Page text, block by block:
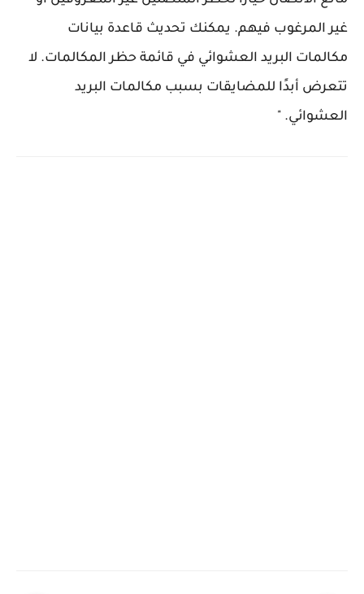
غير المرغوب فيهم. يمكنك تحديث قاعدة بيانات
مكالمات البريد العشوائي في قائمة حظر المكالمات. لا
تتعرض أبدًا للمضايقات بسبب مكالمات البريد
العشوائي. "